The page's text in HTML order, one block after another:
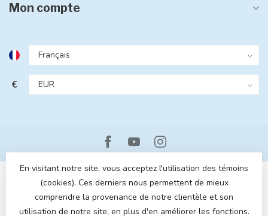
Mon compte
€
En visitant notre site, vous acceptez l'utilisation des témoins
(cookies). Ces derniers nous permettent de mieux
comprendre la provenance de notre clientèle et son
utilisation de notre site, en plus d'en améliorer les fonctions.